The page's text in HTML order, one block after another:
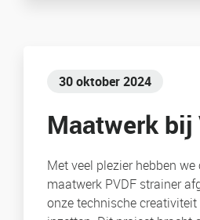
30 oktober 2024
Maatwerk bij
Met veel plezier hebben we
maatwerk PVDF strainer
onze technische